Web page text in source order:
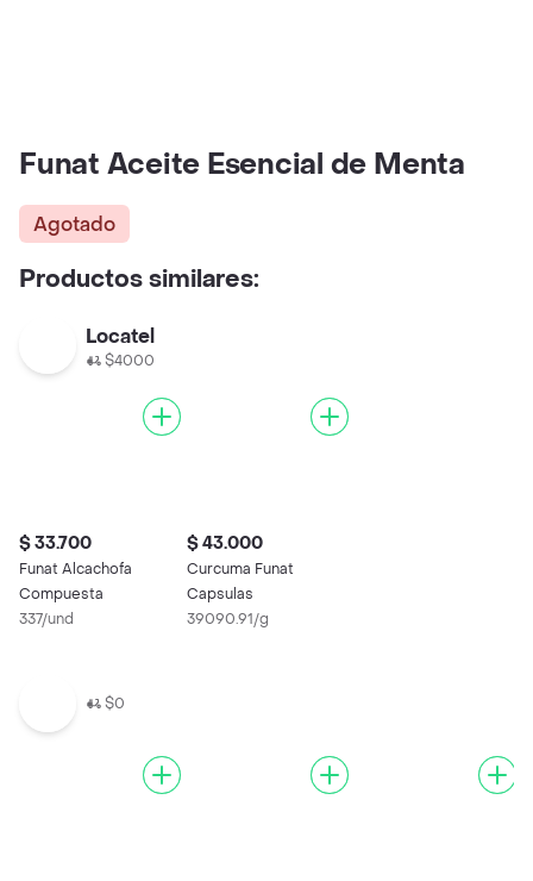
Funat Aceite Esencial de Menta
Agotado
Productos similares:
Locatel
$4000
$ 33.700
Funat Alcachofa
Compuesta
337/und
$ 43.000
Curcuma Funat
Capsulas
39090.91/g
$0